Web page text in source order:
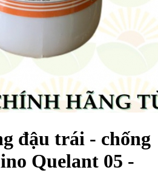
đậu trái - chống
Quelant 05 -